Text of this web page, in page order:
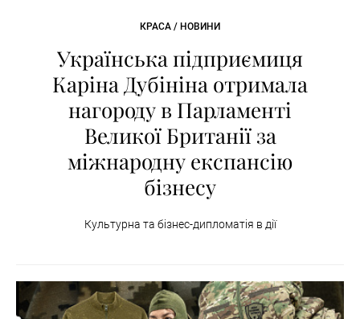
КРАСА / НОВИНИ
Українська підприємиця
Каріна Дубініна отримала
нагороду в Парламенті
Великої Британії за
міжнародну експансію
бізнесу
Культурна та бізнес-дипломатія в дії